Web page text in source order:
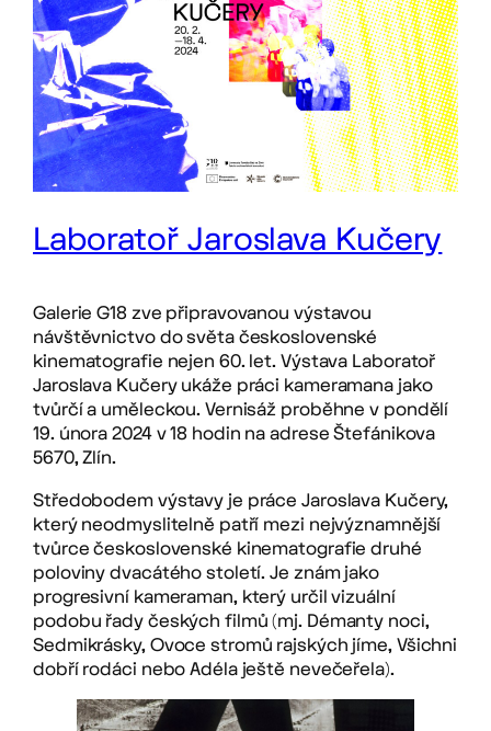
Laboratoř Jaroslava Kučery
Galerie G18 zve připravovanou výstavou
návštěvnictvo do světa československé
kinematografie nejen 60. let. Výstava Laboratoř
Jaroslava Kučery ukáže práci kameramana jako
tvůrčí a uměleckou. Vernisáž proběhne v pondělí
19. února 2024 v 18 hodin na adrese Štefánikova
5670, Zlín.
Středobodem výstavy je práce Jaroslava Kučery,
který neodmyslitelně patří mezi nejvýznamnější
tvůrce československé kinematografie druhé
poloviny dvacátého století. Je znám jako
progresivní kameraman, který určil vizuální
podobu řady českých filmů (mj. Démanty noci,
Sedmikrásky, Ovoce stromů rajských jíme, Všichni
dobří rodáci nebo Adéla ještě nevečeřela).